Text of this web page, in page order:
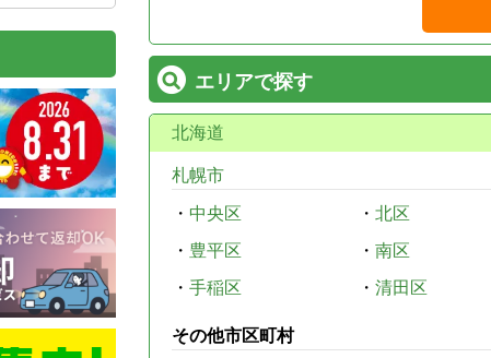
エリアで探す
北海道
札幌市
・ 中央区 ・ 北区
・ 豊平区 ・ 南区
・ 手稲区 ・ 清田区
その他市区町村